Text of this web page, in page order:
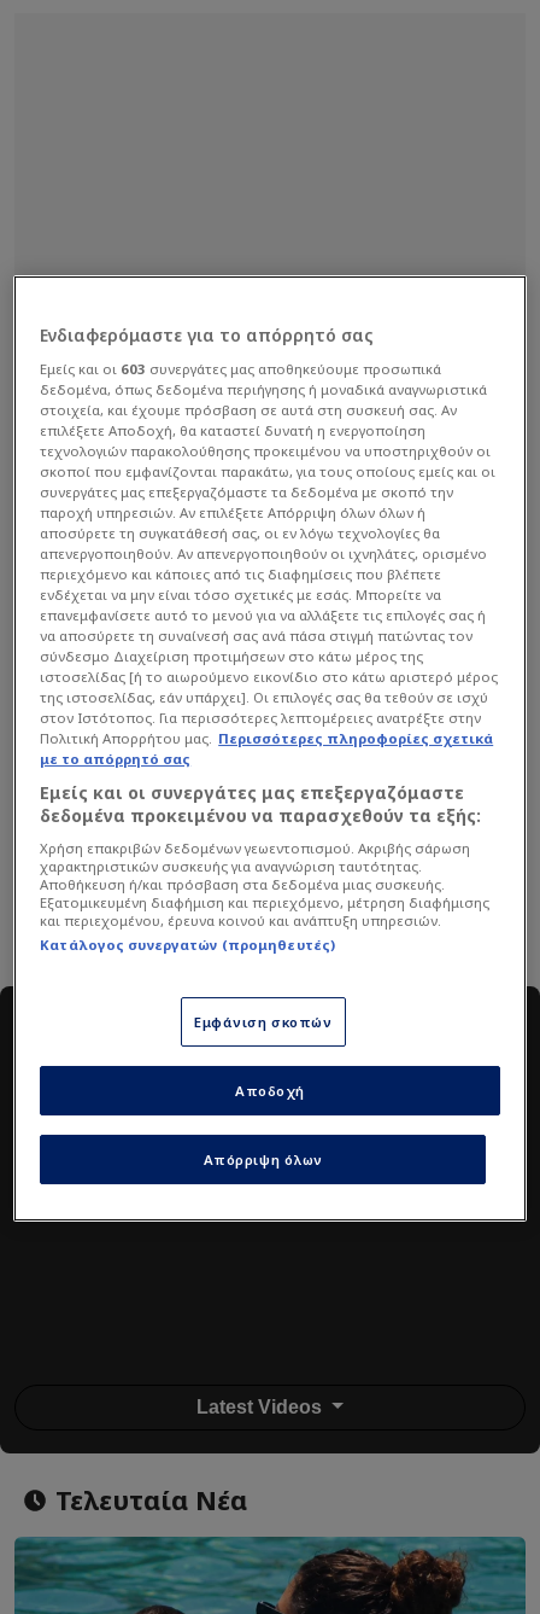
Μπενζεμά
Κριστιάνο Ρονάλντο
#AllSportsVideo
Latest Videos
Τελευταία Νέα
Ενδιαφερόμαστε για το απόρρητό σας
Εμείς και οι 603 συνεργάτες μας αποθηκεύουμε προσωπικά
δεδομένα, όπως δεδομένα περιήγησης ή μοναδικά αναγνωριστικά
στοιχεία, και έχουμε πρόσβαση σε αυτά στη συσκευή σας. Αν
επιλέξετε Αποδοχή, θα καταστεί δυνατή η ενεργοποίηση
τεχνολογιών παρακολούθησης προκειμένου να υποστηριχθούν οι
σκοποί που εμφανίζονται παρακάτω, για τους οποίους εμείς και οι
συνεργάτες μας επεξεργαζόμαστε τα δεδομένα με σκοπό την
παροχή υπηρεσιών. Αν επιλέξετε Απόρριψη όλων όλων ή
αποσύρετε τη συγκατάθεσή σας, οι εν λόγω τεχνολογίες θα
απενεργοποιηθούν. Αν απενεργοποιηθούν οι ιχνηλάτες, ορισμένο
περιεχόμενο και κάποιες από τις διαφημίσεις που βλέπετε
ενδέχεται να μην είναι τόσο σχετικές με εσάς. Μπορείτε να
επανεμφανίσετε αυτό το μενού για να αλλάξετε τις επιλογές σας ή
να αποσύρετε τη συναίνεσή σας ανά πάσα στιγμή πατώντας τον
σύνδεσμο Διαχείριση προτιμήσεων στο κάτω μέρος της
ιστοσελίδας [ή το αιωρούμενο εικονίδιο στο κάτω αριστερό μέρος
της ιστοσελίδας, εάν υπάρχει]. Οι επιλογές σας θα τεθούν σε ισχύ
στον Ιστότοπος. Για περισσότερες λεπτομέρειες ανατρέξτε στην
Πολιτική Απορρήτου μας. Περισσότερες πληροφορίες σχετικά
με το απόρρητό σας
Εμείς και οι συνεργάτες μας επεξεργαζόμαστε
δεδομένα προκειμένου να παρασχεθούν τα εξής:
Χρήση επακριβών δεδομένων γεωεντοπισμού. Ακριβής σάρωση
χαρακτηριστικών συσκευής για αναγνώριση ταυτότητας.
Αποθήκευση ή/και πρόσβαση στα δεδομένα μιας συσκευής.
Εξατομικευμένη διαφήμιση και περιεχόμενο, μέτρηση διαφήμισης
και περιεχομένου, έρευνα κοινού και ανάπτυξη υπηρεσιών.
Κατάλογος συνεργατών (προμηθευτές)
Εμφάνιση σκοπών
Απόρριψη όλων
Αποδοχή